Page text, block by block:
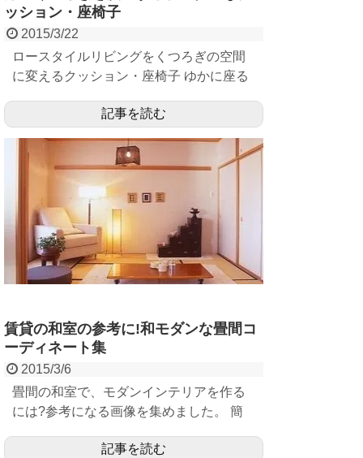
ッション・座椅子
2015/3/22
ロースタイルリビングをくつろぎの空間
に変えるクッション・座椅子 ゆかに座る
記事を読む
賃貸の和室の参考に!和モダンな畳間コ
ーディネート集
2015/3/6
畳間の和室で、モダンインテリアを作る
には?参考になる画像を集めました。 簡
記事を読む